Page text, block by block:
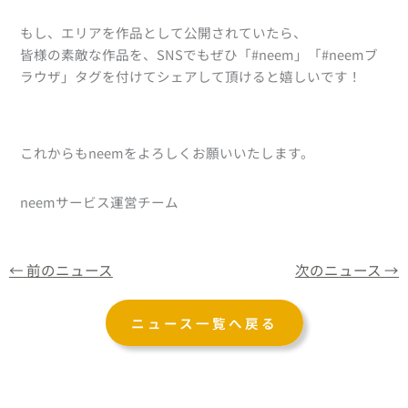
もし、エリアを作品として公開されていたら、
皆様の素敵な作品を、SNSでもぜひ「#neem」「#neemブ
ラウザ」タグを付けてシェアして頂けると嬉しいです！
これからもneemをよろしくお願いいたします。
neemサービス運営チーム
← 前のニュース 次のニュース→
ニュース一覧へ戻る